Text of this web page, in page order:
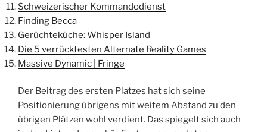
Schweizerischer Kommandodienst
Finding Becca
Gerüchteküche: Whisper Island
Die 5 verrücktesten Alternate Reality Games
Massive Dynamic | Fringe
Der Beitrag des ersten Platzes hat sich seine
Positionierung übrigens mit weitem Abstand zu den
übrigen Plätzen wohl verdient. Das spiegelt sich auch